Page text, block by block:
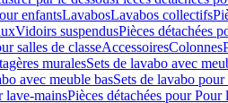
enfantsLavabosLavabos collectifs
Vidoirs suspendusPièces détachées
salles de classeAccessoiresColonnes
muralesSets de lavabo avec
avec meuble basSets de lavabo
lave-mainsPièces détachées pour Pour